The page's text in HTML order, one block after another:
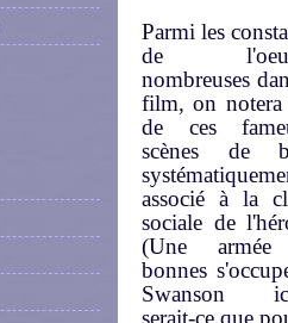
Parmi les
de
nombreuses
film, on notera
de ces
scènes de
associé à la
sociale de
(Une
bonnes
Swanson
serait-ce que